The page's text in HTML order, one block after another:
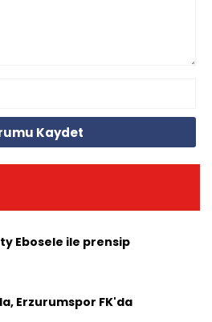
Kaydet
Ebosele ile prensip
Erzurumspor FK'da